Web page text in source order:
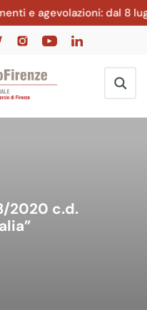
dal 8 luglio le
2020 c.d.